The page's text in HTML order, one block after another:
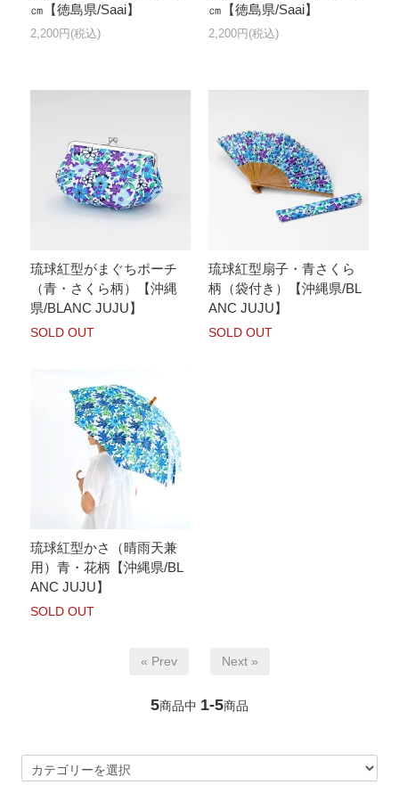
㎝【徳島県/Saai】
2,200円(税込)
㎝【徳島県/Saai】
2,200円(税込)
琉球紅型がまぐちポーチ
（青・さくら柄）【沖縄
県/BLANC JUJU】
SOLD OUT
琉球紅型扇子・青さくら
柄（袋付き）【沖縄県/BL
ANC JUJU】
SOLD OUT
琉球紅型かさ（晴雨天兼
用）青・花柄【沖縄県/BL
ANC JUJU】
SOLD OUT
« Prev Next »
5商品中 1-5商品